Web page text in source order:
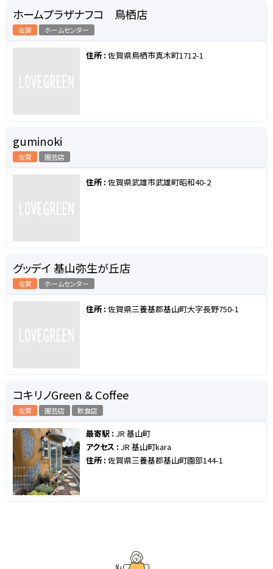
ホームプラザナフコ 鳥栖店
佐賀 ホームセンター
住所 : 佐賀県鳥栖市真木町1712-1
guminoki
佐賀 園芸店
住所 : 佐賀県武雄市武雄町昭和40-2
グッデイ 基山弥生が丘店
佐賀 ホームセンター
住所 : 佐賀県三養基郡基山町大字長野750-1
コキリノGreen & Coffee
佐賀 園芸店 飲食店
最寄駅 : JR 基山町
アクセス : JR 基山町kara
住所 : 佐賀県三養基郡基山町園部144-1